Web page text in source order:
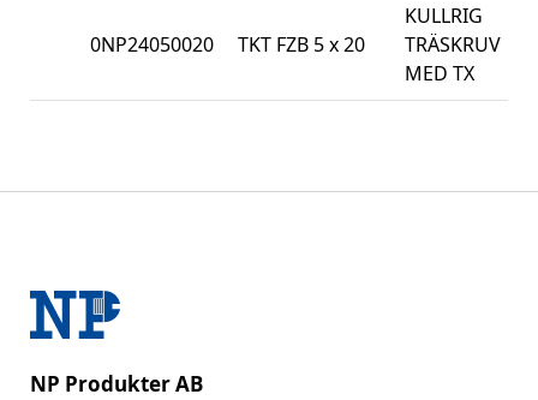
0NP24050020 TKT FZB 5 x 20
KULLRIG
TRÄSKRUV
MED TX
NP Produkter AB